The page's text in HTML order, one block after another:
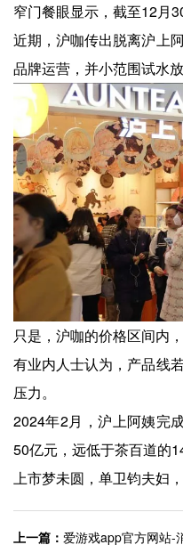
窄门餐眼显示，截至12月
近期，沪咖传出脱离沪上
品牌运营，并小范围试水放
只是，沪咖的价格区间内
有业内人士认为，产品线
压力。
2024年2月，沪上阿姨完
50亿元，远低于茶百道的
上市梦未圆，单卫钧夫妇
上一篇： 爱游戏app官方网站-消费